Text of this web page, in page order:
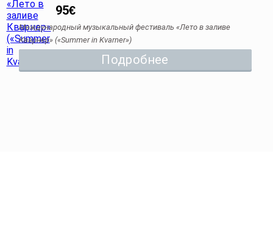
95€
Международный музыкальный фестиваль «Лето в заливе
Кварнер» («Summer in Kvarner»)
Подробнее